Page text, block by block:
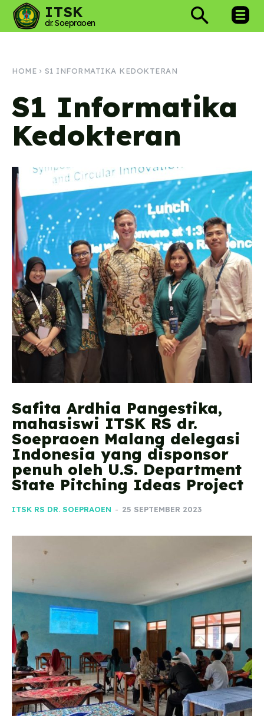
ITSK
dr. Soepraoen
HOME S1 INFORMATIKA KEDOKTERAN
S1 Informatika
Kedokteran
Safita Ardhia Pangestika,
mahasiswi ITSK RS dr.
Soepraoen Malang delegasi
Indonesia yang disponsor
penuh oleh U.S. Department
State Pitching Ideas Project
ITSK RS DR. SOEPRAOEN - 25 SEPTEMBER 2023